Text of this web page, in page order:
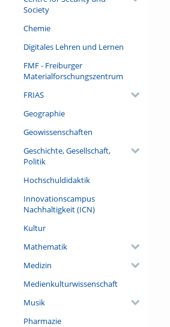
Society
Chemie
Digitales Lehren und Lernen
FMF - Freiburger
Materialforschungszentrum
FRIAS
Geographie
Geowissenschaften
Geschichte, Gesellschaft,
Politik
Hochschuldidaktik
Innovationscampus
Nachhaltigkeit (ICN)
Kultur
Mathematik
Medizin
Medienkulturwissenschaft
Musik
Pharmazie